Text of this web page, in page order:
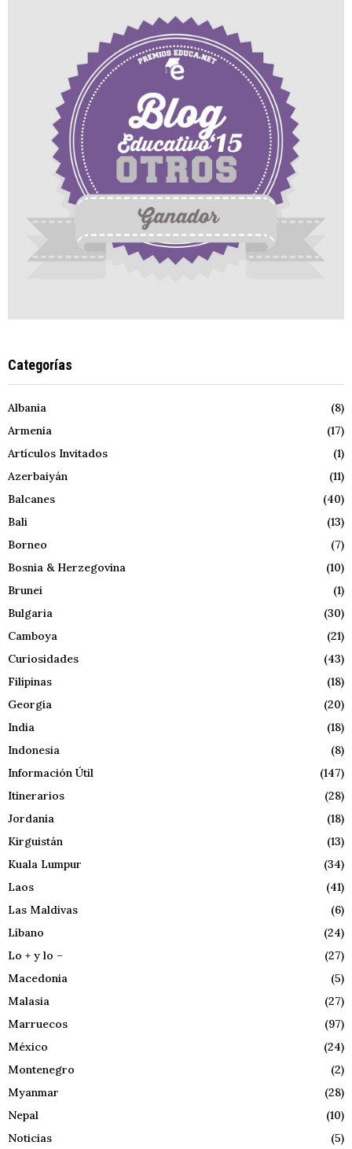
Categorías
Albania
(8)
Armenia
(17)
Artículos Invitados
(1)
Azerbaiyán
(11)
Balcanes
(40)
Bali
(13)
Borneo
(7)
Bosnia & Herzegovina
(10)
Brunei
(1)
Bulgaria
(30)
Camboya
(21)
Curiosidades
(43)
Filipinas
(18)
Georgia
(20)
India
(18)
Indonesia
(8)
Información Útil
(147)
Itinerarios
(28)
Jordania
(18)
Kirguistán
(13)
Kuala Lumpur
(34)
Laos
(41)
Las Maldivas
(6)
Líbano
(24)
Lo + y lo –
(27)
Macedonia
(5)
Malasia
(27)
Marruecos
(97)
México
(24)
Montenegro
(2)
Myanmar
(28)
Nepal
(10)
Noticias
(5)